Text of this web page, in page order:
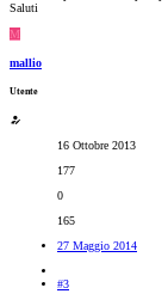
Saluti
M
mallio
Utente
16 Ottobre 2013
177
0
165
27 Maggio 2014
#3